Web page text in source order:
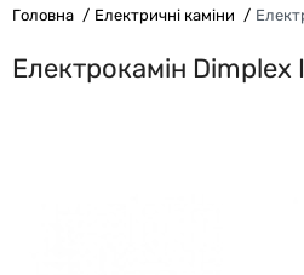
Головна Електричні каміни
Електрокамін Dimplex